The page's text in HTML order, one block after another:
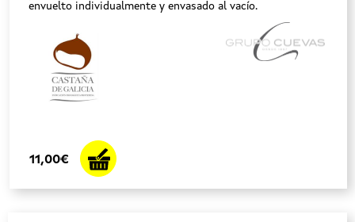
envuelto individualmente y envasado al vacío.
11,00€